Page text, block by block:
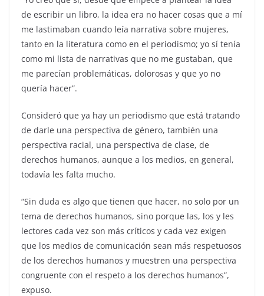
de escribir un libro, la idea era no hacer cosas que a mí
me lastimaban cuando leía narrativa sobre mujeres,
tanto en la literatura como en el periodismo; yo sí tenía
como mi lista de narrativas que no me gustaban, que
me parecían problemáticas, dolorosas y que yo no
quería hacer”.
Consideró que ya hay un periodismo que está tratando
de darle una perspectiva de género, también una
perspectiva racial, una perspectiva de clase, de
derechos humanos, aunque a los medios, en general,
todavía les falta mucho.
“Sin duda es algo que tienen que hacer, no solo por un
tema de derechos humanos, sino porque las, los y les
lectores cada vez son más críticos y cada vez exigen
que los medios de comunicación sean más respetuosos
de los derechos humanos y muestren una perspectiva
congruente con el respeto a los derechos humanos”,
expuso.